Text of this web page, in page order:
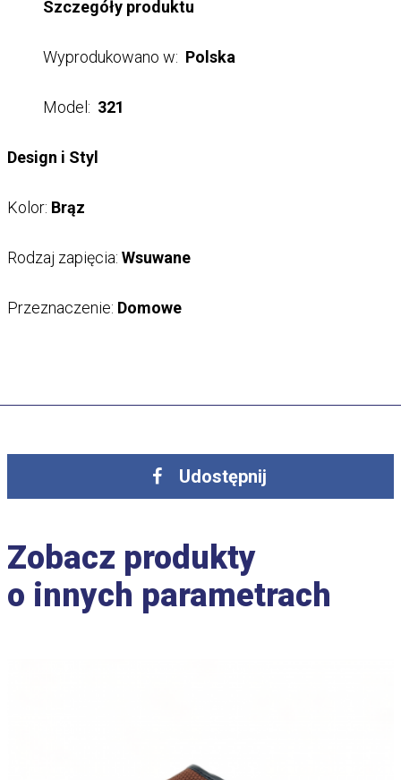
Szczegóły produktu
Wyprodukowano w: Polska
Model: 321
Design i Styl
Kolor: Brąz
Rodzaj zapięcia: Wsuwane
Przeznaczenie: Domowe
Udostępnij
Zobacz produkty
o innych parametrach